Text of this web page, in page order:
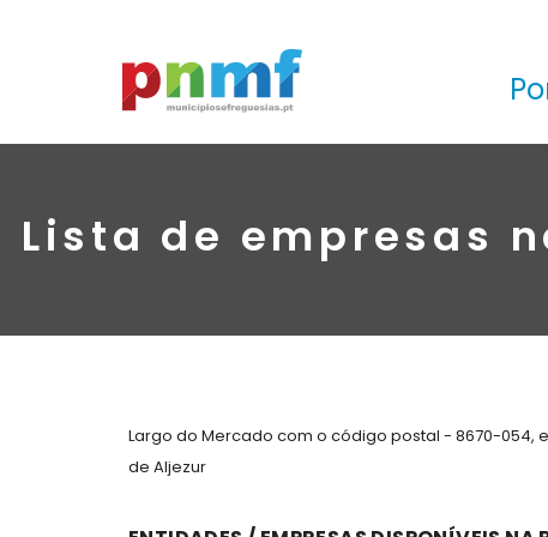
Lista de empresas
Largo do Mercado com o código postal - 8670-
de Aljezur